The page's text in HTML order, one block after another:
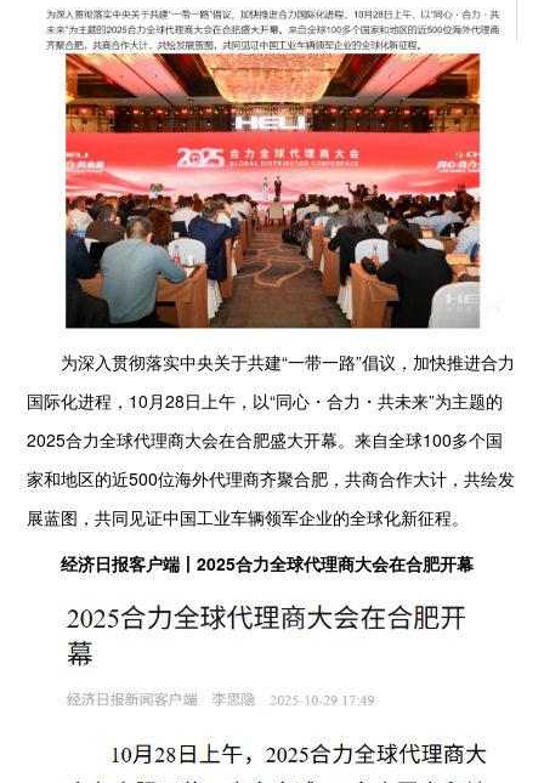
为深入贯彻落实中央关于共建“一带一路”倡议，加快推进合力
国际化进程，10月28日上午，以“同心・合力・共未来”为主题的
2025合力全球代理商大会在合肥盛大开幕。来自全球100多个国
家和地区的近500位海外代理商齐聚合肥，共商合作大计，共绘发
展蓝图，共同见证中国工业车辆领军企业的全球化新征程。
经济日报客户端丨2025合力全球代理商大会在合肥开幕